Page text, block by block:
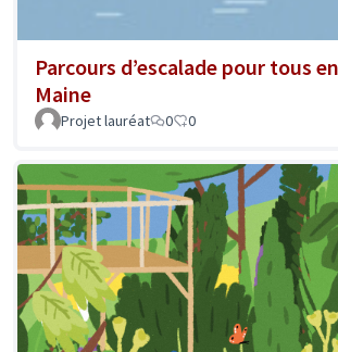
Parcours d’escalade pour tous
Maine
Projet lauréat 0 0